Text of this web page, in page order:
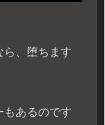
ら、堕ちます
もあるのです